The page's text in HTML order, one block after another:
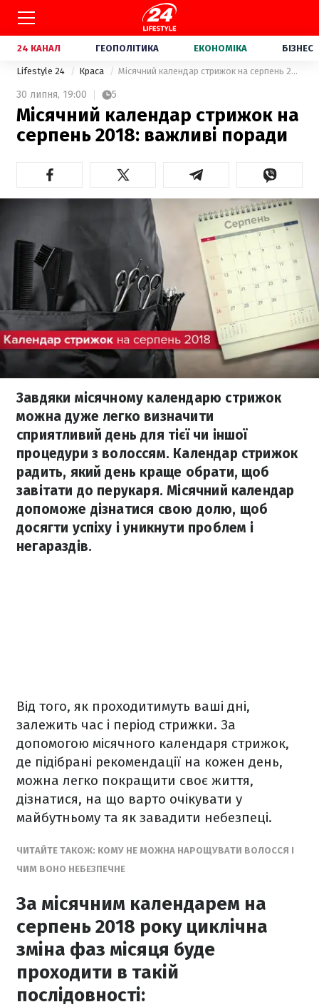
24 КАНАЛ ГЕОПОЛІТИКА ЕКОНОМІКА БІЗНЕС
Lifestyle 24 Краса Місячний календар стрижок на серпень 2018: важливі поради
30 липня, 19:00 5
Місячний календар стрижок на
серпень 2018: важливі поради
Завдяки місячному календарю стрижок
можна дуже легко визначити
сприятливий день для тієї чи іншої
процедури з волоссям. Календар стрижок
радить, який день краще обрати, щоб
завітати до перукаря. Місячний календар
допоможе дізнатися свою долю, щоб
досягти успіху і уникнути проблем і
негараздів.
Від того, як проходитимуть ваші дні,
залежить час і період стрижки. За
допомогою місячного календаря стрижок,
де підібрані рекомендації на кожен день,
можна легко покращити своє життя,
дізнатися, на що варто очікувати у
майбутньому та як завадити небезпеці.
ЧИТАЙТЕ ТАКОЖ: КОМУ НЕ МОЖНА НАРОЩУВАТИ ВОЛОССЯ І
ЧИМ ВОНО НЕБЕЗПЕЧНЕ
За місячним календарем на
серпень 2018 року циклічна
зміна фаз місяця буде
проходити в такій
послідовності: